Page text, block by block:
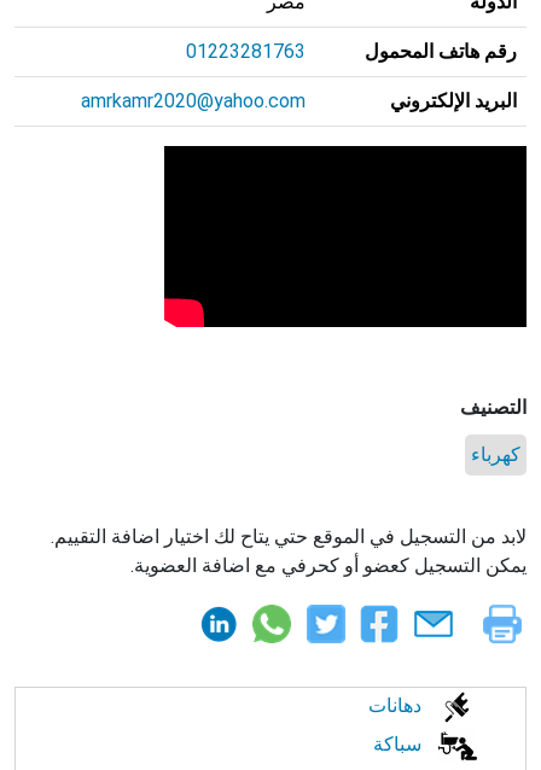
رقم هاتف المحمول 01223281763
البريد الإلكتروني amrkamr2020@yahoo.com
التصنيف
كهرباء
لابد من التسجيل في الموقع حتي يتاح لك اختيار اضافة التقييم.
يمكن التسجيل كعضو أو كحرفي مع اضافة العضوية.
الابحار
دهانات
سباكة